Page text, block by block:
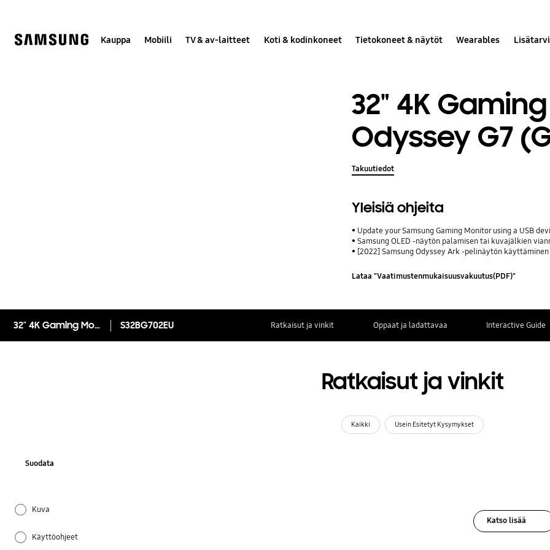
Kauppa Mobiili TV & av-laitteet Koti & kodinkoneet Tietokoneet & näytöt Wearables
32" 4K
Odyssey G7
Takuutiedot
Yleisiä ohjeita
Update your Samsung Gaming Monitor using a USB
Samsung OLED -näytön palamisen tai kuvajälkien
[2022] Samsung Odyssey Ark -pelinäytön käyttäminen
Lataa "Vaatimustenmukaisuusvakuutus(PDF)"
32" 4K Gaming Monitor Odyssey G7 (G70B) S32BG702EU Ratkaisut ja vinkit Oppaat ja ladattavaa Interactive Guide
Ratkaisut ja vinkit
Kaikki Usein Esitetyt Kysymykset
Suodata
Kuva
Käyttöohjeet
Katso lisää